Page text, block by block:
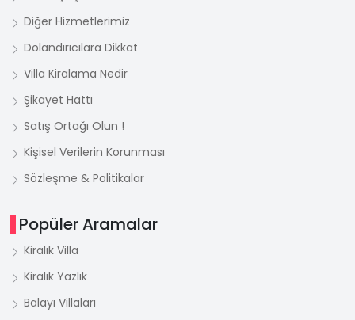
Diğer Hizmetlerimiz
Dolandırıcılara Dikkat
Villa Kiralama Nedir
Şikayet Hattı
Satış Ortağı Olun !
Kişisel Verilerin Korunması
Sözleşme & Politikalar
Popüler Aramalar
Kiralık Villa
Kiralık Yazlık
Balayı Villaları